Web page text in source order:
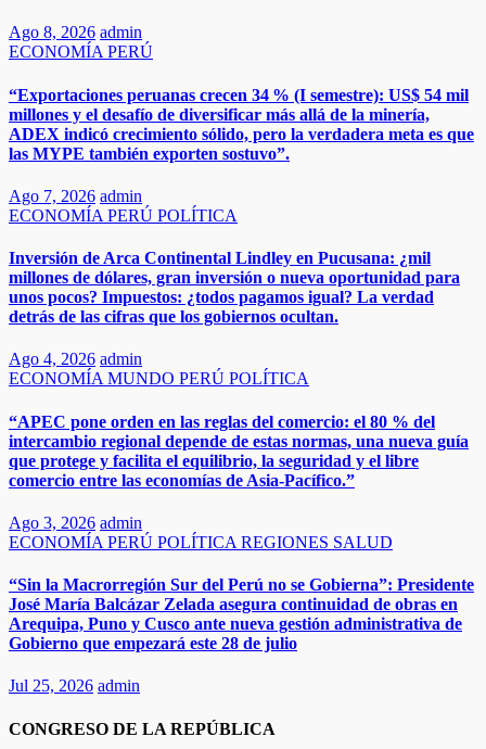
Ago 8, 2026 admin
ECONOMÍA PERÚ
“Exportaciones peruanas crecen 34 % (I semestre): US$ 54 mil
millones y el desafío de diversificar más allá de la minería,
ADEX indicó crecimiento sólido, pero la verdadera meta es que
las MYPE también exporten sostuvo”.​​
Ago 7, 2026 admin
ECONOMÍA PERÚ POLÍTICA
Inversión de Arca Continental Lindley en Pucusana: ¿mil
millones de dólares, gran inversión o nueva oportunidad para
unos pocos? Impuestos: ¿todos pagamos igual? La verdad
detrás de las cifras que los gobiernos ocultan.
Ago 4, 2026 admin
ECONOMÍA MUNDO PERÚ POLÍTICA
“APEC pone orden en las reglas del comercio: el 80 % del
intercambio regional depende de estas normas, una nueva guía
que protege y facilita el equilibrio, la seguridad y el libre
comercio entre las economías de Asia-Pacífico.”​
Ago 3, 2026 admin
ECONOMÍA PERÚ POLÍTICA REGIONES SALUD
“Sin la Macrorregión Sur del Perú no se Gobierna”: Presidente
José María Balcázar Zelada asegura continuidad de obras en
Arequipa, Puno y Cusco ante nueva gestión administrativa de
Gobierno que empezará este 28 de julio
Jul 25, 2026 admin
CONGRESO DE LA REPÚBLICA